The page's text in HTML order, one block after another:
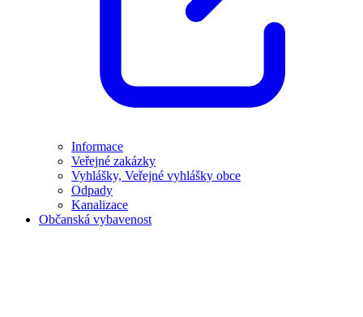
Informace
Veřejné zakázky
Vyhlášky, Veřejné vyhlášky obce
Odpady
Kanalizace
Občanská vybavenost